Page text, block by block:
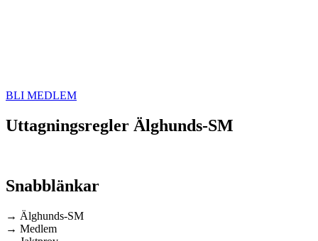
BLI MEDLEM
Uttagningsregler Älghunds-SM
Snabblänkar
→ Älghunds-SM
→ Medlem